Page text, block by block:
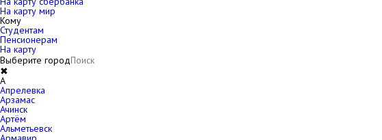
На карту мир
Кому
Студентам
Пенсионерам
На карту
Выберите город
✖
A
Апрелевка
Арзамас
Ачинск
Артём
Альметьевск